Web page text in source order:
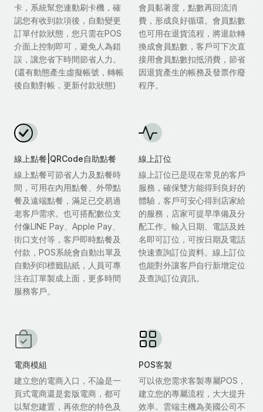
卡，系統幫您連動刷卡機，確
認您有收到款項後，自動變更
訂單付款狀態，您只需在POS
介面上控制即可，避免人為錯
誤，讓您省下時間節省人力。
(還有動態產生虛擬帳號，轉帳
後自動對帳，更新付款狀態)
會員黏著度，點數再回流消
費，形成良好循環。會員點數
也可用在退貨流程，將退款轉
換成會員點數，客戶可下次直
接用會員點數扣抵消費，節省
因退貨產生的帳務及發票作廢
程序。
線上點餐|QRCode自助點餐
線上點餐可節省人力及點餐時
間，可用在內用點餐、外帶點
餐及遠端點餐，滿足已交易過
老客戶需求。也可搭配數位支
付像LINE Pay、Apple Pay、
街口支付等，客戶即時點餐及
付款，POS系統會自動出單及
自動列印標籤貼紙，人員可專
注在訂單製成上面，更多時間
服務客戶。
線上訂位
線上訂位已是現在常見的客戶
服務，確保雙方能得到良好的
體驗，客戶可安心得到店家給
的服務，店家可提早準備及分
配工作。輸入日期、電話及姓
名即可訂位，可按日期及電話
快速查詢訂位資料。線上訂位
也能對外讓客戶自行新增定位
及查詢訂位資訊。
電商模組
建立您的電商入口，不論是一
頁式電商還是套版電商，都可
以幫您建置，再依您的特色及
POS客製
可以依您需求客製專屬POS，
建立您的專屬流程，大大提升
效率。雲端主機為美國公司不